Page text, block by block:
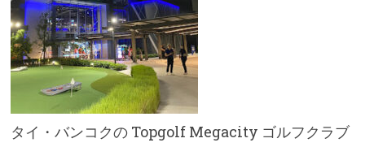
タイ・バンコクの Topgolf Megacity ゴルフクラブ